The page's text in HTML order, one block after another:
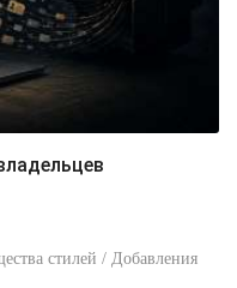
стилей / Добавления